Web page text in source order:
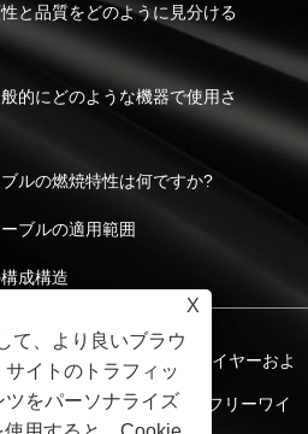
と品質をどのように見分ける
的にどのような機器で使用さ
ルの燃焼特性は何ですか?
ブルの適用範囲
成構造
ーブル有限公司- 船舶用ワイヤーおよ
ブル、船舶用低煙ハロゲンフリーワイ
X
て、より良いブラウ
イトのトラフィッ
をパーソナライズ